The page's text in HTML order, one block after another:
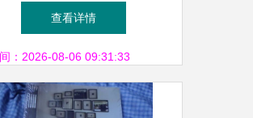
超200项，政企客户突破
万，并创新扩展拍卖业务
查看详情
：2026-08-06 09:31:33